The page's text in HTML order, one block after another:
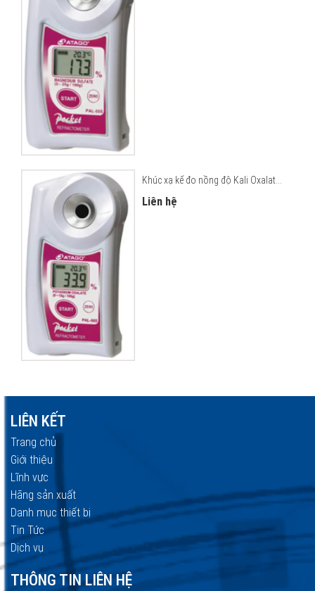
Khúc xạ kế đo nồng độ Kali Oxalat...
Liên hệ
LIÊN KẾT
Trang chủ
Giới thiệu
Lĩnh vực
Hãng sản xuất
Danh mục thiết bị
Tin Tức
Dịch vụ
THÔNG TIN LIÊN HỆ